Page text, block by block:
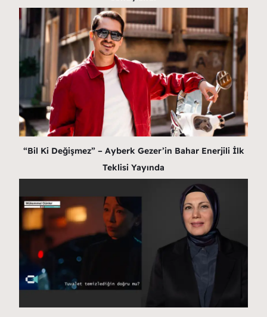
“Bil Ki Değişmez” – Ayberk Gezer’in Bahar Enerjili İlk
Teklisi Yayında